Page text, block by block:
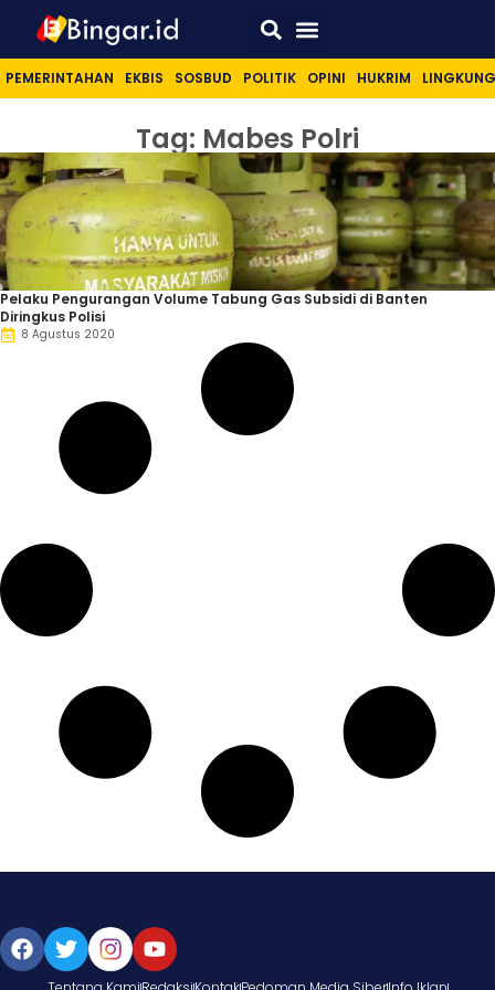
PEMERINTAHAN EKBIS SOSBUD POLITIK OPINI HUKRIM
Tag: Mabes Polri
Pelaku Pengurangan Volume Tabung Gas Subsidi di Banten
Diringkus Polisi
8 Agustus 2020